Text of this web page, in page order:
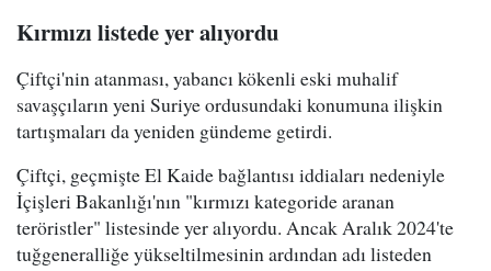
Kırmızı listede yer alıyordu
Çiftçi'nin atanması, yabancı kökenli eski muhalif
savaşçıların yeni Suriye ordusundaki konumuna ilişkin
tartışmaları da yeniden gündeme getirdi.
Çiftçi, geçmişte El Kaide bağlantısı iddiaları nedeniyle
İçişleri Bakanlığı'nın "kırmızı kategoride aranan
teröristler" listesinde yer alıyordu. Ancak Aralık 2024'te
tuğgeneralliğe yükseltilmesinin ardından adı listeden